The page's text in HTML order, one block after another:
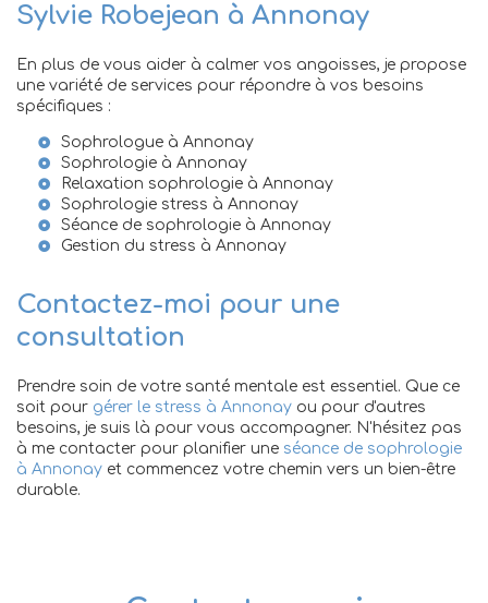
Sylvie Robejean à Annonay
En plus de vous aider à calmer vos angoisses, je propose
une variété de services pour répondre à vos besoins
spécifiques :
Sophrologue à Annonay
Sophrologie à Annonay
Relaxation sophrologie à Annonay
Sophrologie stress à Annonay
Séance de sophrologie à Annonay
Gestion du stress à Annonay
Contactez-moi pour une
consultation
Prendre soin de votre santé mentale est essentiel. Que ce
soit pour gérer le stress à Annonay ou pour d'autres
besoins, je suis là pour vous accompagner. N'hésitez pas
à me contacter pour planifier une séance de sophrologie
à Annonay et commencez votre chemin vers un bien-être
durable.